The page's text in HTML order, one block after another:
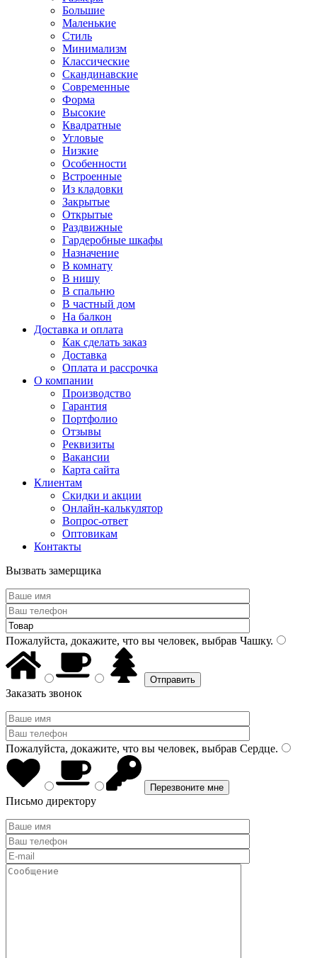
Большие
Маленькие
Стиль
Минимализм
Классические
Скандинавские
Современные
Форма
Высокие
Квадратные
Угловые
Низкие
Особенности
Встроенные
Из кладовки
Закрытые
Открытые
Раздвижные
Гардеробные шкафы
Назначение
В комнату
В нишу
В спальню
В частный дом
На балкон
Доставка и оплата
Как сделать заказ
Доставка
Оплата и рассрочка
О компании
Производство
Гарантия
Портфолио
Отзывы
Реквизиты
Вакансии
Карта сайта
Клиентам
Скидки и акции
Онлайн-калькулятор
Вопрос-ответ
Оптовикам
Контакты
Вызвать замерщика
Пожалуйста, докажите, что вы человек, выбрав Чашку.
Заказать звонок
Пожалуйста, докажите, что вы человек, выбрав Сердце.
Письмо директору